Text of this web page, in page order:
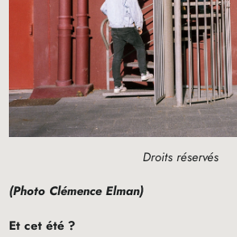
Droits réservés
(Photo Clémence Elman)
Et cet été ?